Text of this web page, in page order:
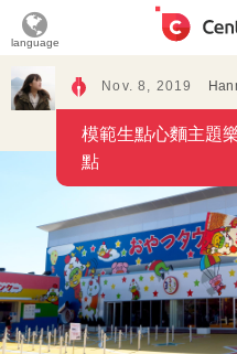
language
Nov. 8, 2019
模範生點心麵主題
點